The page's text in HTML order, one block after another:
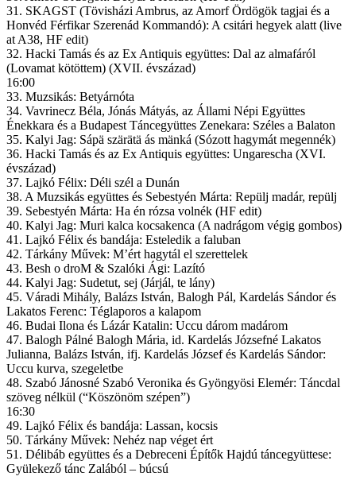
31. SKAGST (Tövisházi Ambrus, az Amorf Ördögök tagjai és a
Honvéd Férfikar Szerenád Kommandó): A csitári hegyek alatt (live
at A38, HF edit)
32. Hacki Tamás és az Ex Antiquis együttes: Dal az almafáról
(Lovamat kötöttem) (XVII. évszázad)
16:00
33. Muzsikás: Betyárnóta
34. Vavrinecz Béla, Jónás Mátyás, az Állami Népi Együttes
Énekkara és a Budapest Táncegyüttes Zenekara: Széles a Balaton
35. Kalyi Jag: Sápä szärätä ás mänká (Sózott hagymát megennék)
36. Hacki Tamás és az Ex Antiquis együttes: Ungarescha (XVI.
évszázad)
37. Lajkó Félix: Déli szél a Dunán
38. A Muzsikás együttes és Sebestyén Márta: Repülj madár, repülj
39. Sebestyén Márta: Ha én rózsa volnék (HF edit)
40. Kalyi Jag: Muri kalca kocsakenca (A nadrágom végig gombos)
41. Lajkó Félix és bandája: Esteledik a faluban
42. Tárkány Művek: M’ért hagytál el szerettelek
43. Besh o droM & Szalóki Ági: Lazító
44. Kalyi Jag: Sudetut, sej (Járjál, te lány)
45. Váradi Mihály, Balázs István, Balogh Pál, Kardelás Sándor és
Lakatos Ferenc: Téglaporos a kalapom
46. Budai Ilona és Lázár Katalin: Uccu dárom madárom
47. Balogh Pálné Balogh Mária, id. Kardelás Józsefné Lakatos
Julianna, Balázs István, ifj. Kardelás József és Kardelás Sándor:
Uccu kurva, szegeletbe
48. Szabó Jánosné Szabó Veronika és Gyöngyösi Elemér: Táncdal
szöveg nélkül (“Köszönöm szépen”)
16:30
49. Lajkó Félix és bandája: Lassan, kocsis
50. Tárkány Művek: Nehéz nap véget ért
51. Délibáb együttes és a Debreceni Építők Hajdú táncegyüttese:
Gyülekező tánc Zalából – búcsú